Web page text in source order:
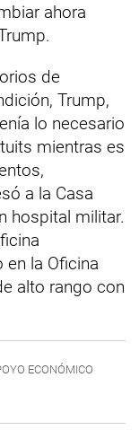
ahora
de
Trump,
lo necesario
mientras es
a la Casa
hospital militar.
en la Oficina
alto rango con
ECONÓMICO